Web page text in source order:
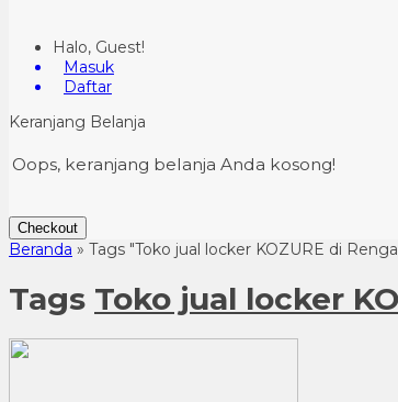
Halo, Guest!
Masuk
Daftar
Keranjang Belanja
Oops, keranjang belanja Anda kosong!
Checkout
Beranda » Tags "Toko jual locker KOZURE di
Tags Toko jual locker